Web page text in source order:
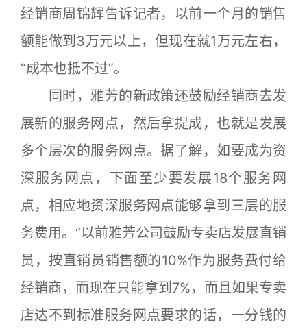
经销商周锦辉告诉记者，以前一个月的销售
额能做到3万元以上，但现在就1万元左右，
“成本也抵不过”。
同时，雅芳的新政策还鼓励经销商去发
展新的服务网点，然后拿提成，也就是发展
多个层次的服务网点。据了解，如要成为资
深服务网点，下面至少要发展18个服务网
点，相应地资深服务网点能够拿到三层的服
务费用。“以前雅芳公司鼓励专卖店发展直销
员，按直销员销售额的10%作为服务费付给
经销商，而现在只能拿到7%，而且如果专卖
店达不到标准服务网点要求的话，一分钱的